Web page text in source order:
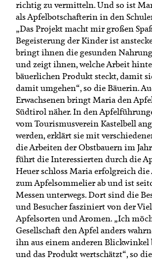
richtig zu vermitteln. Und so ist
als Apfelbotschafterin in den
„Das Projekt macht mir großen
Begeisterung der Kinder ist
bringt ihnen die gesunden
und zeigt ihnen, welche Arbeit
bäuerlichen Produkt steckt, damit
damit umgehen“, so die Bäuerin.
Erwachsenen bringt Maria den
Südtirol näher. In den
vom Tourismusverein Kastelbell
werden, erklärt sie mit
die Arbeiten der Obstbauern im
führt die Interessierten durch die
Heuer schloss Maria erfolgreich
zum Apfelsommelier ab und ist
Messen unterwegs. Dort sind die
und Besucher fasziniert von der
Apfelsorten und Aromen. „Ich
Gesellschaft den Apfel anders
ihn aus einem anderen Blickwinkel
und das Produkt wertschätzt“, so